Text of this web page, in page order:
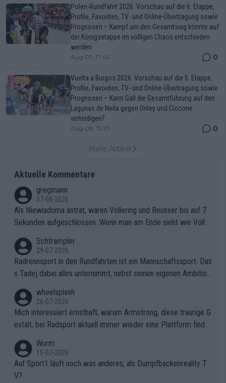
Polen-Rundfahrt 2026: Vorschau auf die 6. Etappe,
Profile, Favoriten, TV- und Online-Übertragung sowie
Prognosen – Kampf um den Gesamtsieg könnte auf
der Königsetappe im völligen Chaos entschieden
werden
Aug 07, 17:45 0
Vuelta a Burgos 2026: Vorschau auf die 5. Etappe,
Profile, Favoriten, TV- und Online-Übertragung sowie
Prognosen – Kann Gall die Gesamtführung auf den
Lagunas de Neila gegen Onley und Ciccone
verteidigen?
Aug 08, 15:27 0
Mehr Artikel
Aktuelle Kommentare
gregmann
07-08-2026
Als Niewiadoma antrat, waren Vollering und Reusser bis auf 7
Sekunden aufgeschlossen. Wenn man am Ende sieht wie Voller
ering die 7 Sekunden zu Niewiadoma nicht geschlossen hat un
d den Abstand hat anwachsen lassen. Ein schwerer taktischer
Fehler, der den Tour Sieg kosten wird.Diese Beobachtung trifft
Zögerlichkeit von Demi Vollering in diesem Moment war das e
ntscheidende Puzzleteil, das Katarzyna Niewiadoma die Tür z
um Gelben Trikot geöffnet hat.Das taktische Dilemma am Mon
t VentouxDie psychologische Falle: Vollering spekulierte in die
ser Phase darauf, dass Marlen Reusser im Gelben Trikot die N
achführarbeit leistet, um ihre Gesamtführung zu verteidigen.De
r Pokereinsatz: Anstatt die verbleibenden 7 Sekunden sofort s
elbst zuzufahren, verließ sich Vollering zu lange auf die Tempo
Schtrampler
29-07-2026
Radrennsport in den Rundfahrten ist ein Mannschaftssport. Das
s Tadej dabei alles unternimmt, nebst seinen eigenen Ambition
ganze Team auch mental stark zu machen und konkret am Erf
olg teilzuhaben, ist ihm ganz hoch anzurechnen. Das ist ein Zei
chen weit über den Radsport hinaus.
wheelsplash
26-07-2026
Mich interessiert ernsthaft, warum Armstrong, diese traurige G
estalt, bei Radsport aktuell immer wieder eine Plattform finde
Wurm
15-07-2026
Auf Sport1 läuft noch was anderes, als Dumpfbackenreality T
V?